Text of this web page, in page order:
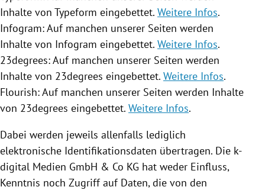
Inhalte von Typeform eingebettet. Weitere Infos.
Infogram: Auf manchen unserer Seiten werden
Inhalte von Infogram eingebettet. Weitere Infos.
23degrees: Auf manchen unserer Seiten werden
Inhalte von 23degrees eingebettet. Weitere Infos.
Flourish: Auf manchen unserer Seiten werden Inhalte
von 23degrees eingebettet. Weitere Infos.
Dabei werden jeweils allenfalls lediglich
elektronische Identifikationsdaten übertragen. Die k-
digital Medien GmbH & Co KG hat weder Einfluss,
Kenntnis noch Zugriff auf Daten, die von den